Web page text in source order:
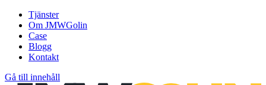
Tjänster
Om JMWGolin
Case
Blogg
Kontakt
Gå till innehåll